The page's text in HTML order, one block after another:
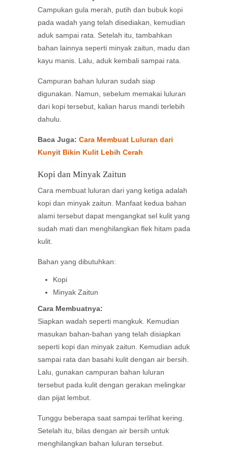
Campukan gula merah, putih dan bubuk kopi
pada wadah yang telah disediakan, kemudian
aduk sampai rata. Setelah itu, tambahkan
bahan lainnya seperti minyak zaitun, madu dan
kayu manis. Lalu, aduk kembali sampai rata.
Campuran bahan luluran sudah siap
digunakan. Namun, sebelum memakai luluran
dari kopi tersebut, kalian harus mandi terlebih
dahulu.
Baca Juga: Cara Membuat Luluran dari
Kunyit Bikin Kulit Lebih Cerah
Kopi dan Minyak Zaitun
Cara membuat luluran dari yang ketiga adalah
kopi dan minyak zaitun. Manfaat kedua bahan
alami tersebut dapat mengangkat sel kulit yang
sudah mati dan menghilangkan flek hitam pada
kulit.
Bahan yang dibutuhkan:
Kopi
Minyak Zaitun
Cara Membuatnya:
Siapkan wadah seperti mangkuk. Kemudian
masukan bahan-bahan yang telah disiapkan
seperti kopi dan minyak zaitun. Kemudian aduk
sampai rata dan basahi kulit dengan air bersih.
Lalu, gunakan campuran bahan luluran
tersebut pada kulit dengan gerakan melingkar
dan pijat lembut.
Tunggu beberapa saat sampai terlihat kering.
Setelah itu, bilas dengan air bersih untuk
menghilangkan bahan luluran tersebut.